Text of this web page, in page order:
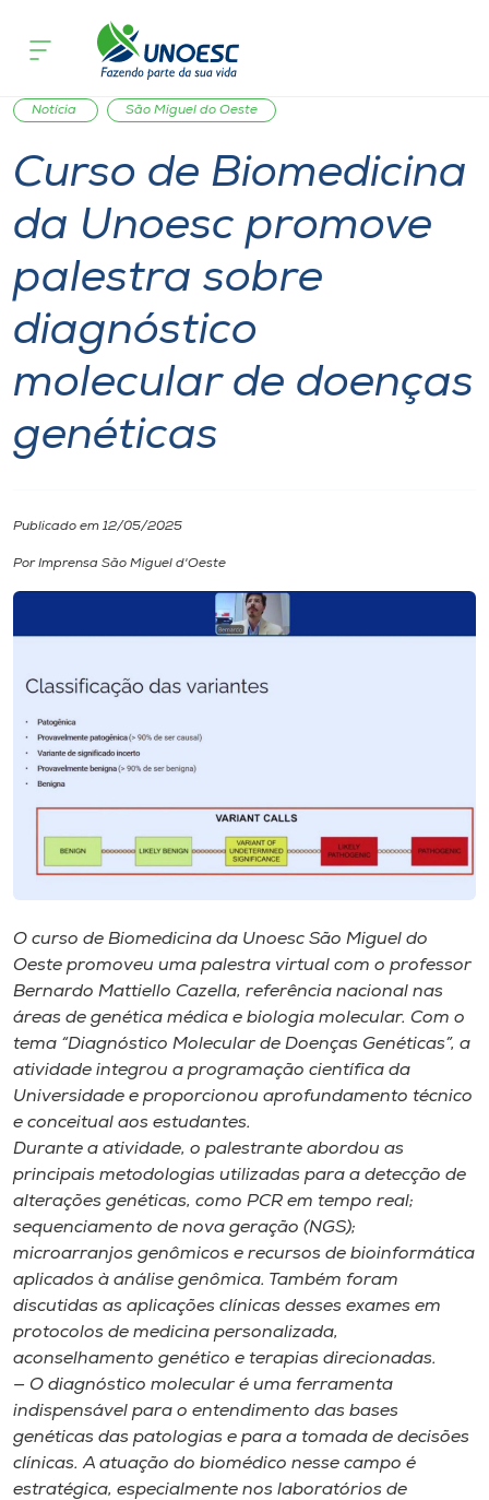
Cursos
Onde estamos
Pesquisa
Atendimento ao Estudante
Portal de Ensino
A
Diplomados
CPA
Editora
Museu
Unoesc
Store
Selecione
o idioma
A+
Notícia
São Miguel do Oeste
Curso de Biomedicina
da Unoesc promove
palestra sobre
diagnóstico
molecular de doenças
genéticas
Publicado em 12/05/2025
Por Imprensa São Miguel d'Oeste
O curso de Biomedicina da Unoesc São Miguel do
Oeste promoveu uma palestra virtual com o professor
Bernardo Mattiello Cazella, referência nacional nas
áreas de genética médica e biologia molecular. Com o
tema “Diagnóstico Molecular de Doenças Genéticas”, a
atividade integrou a programação científica da
Universidade e proporcionou aprofundamento técnico
e conceitual aos estudantes.
Durante a atividade, o palestrante abordou as
principais metodologias utilizadas para a detecção de
alterações genéticas, como PCR em tempo real;
sequenciamento de nova geração (NGS);
microarranjos genômicos e recursos de bioinformática
aplicados à análise genômica. Também foram
discutidas as aplicações clínicas desses exames em
protocolos de medicina personalizada,
aconselhamento genético e terapias direcionadas.
— O diagnóstico molecular é uma ferramenta
indispensável para o entendimento das bases
genéticas das patologias e para a tomada de decisões
clínicas. A atuação do biomédico nesse campo é
estratégica, especialmente nos laboratórios de